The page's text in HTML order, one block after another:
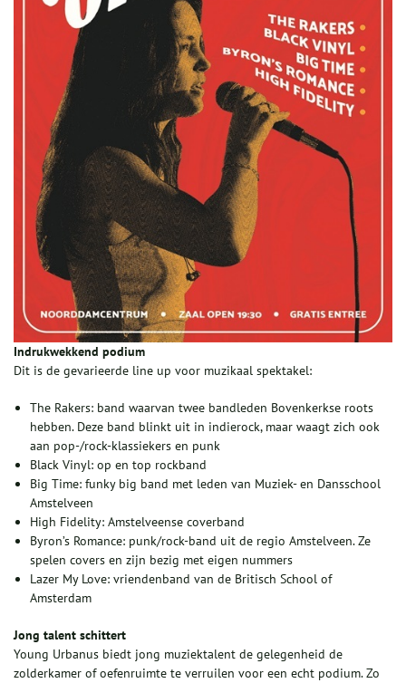
Indrukwekkend podium
Dit is de gevarieerde line up voor muzikaal spektakel:
The Rakers: band waarvan twee bandleden Bovenkerkse roots
hebben. Deze band blinkt uit in indierock, maar waagt zich ook
aan pop-/rock-klassiekers en punk
Black Vinyl: op en top rockband
Big Time: funky big band met leden van Muziek- en Dansschool
Amstelveen
High Fidelity: Amstelveense coverband
Byron’s Romance: punk/rock-band uit de regio Amstelveen. Ze
spelen covers en zijn bezig met eigen nummers
Lazer My Love: vriendenband van de Britisch School of
Amsterdam
Jong talent schittert
Young Urbanus biedt jong muziektalent de gelegenheid de
zolderkamer of oefenruimte te verruilen voor een echt podium. Zo